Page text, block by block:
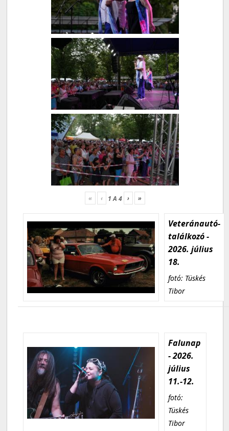
« ‹ 1A 4 › »
Veteránautó-
találkozó -
2026. július
18.
fotó: Tüskés
Tibor
Falunap
- 2026.
július
11.-12.
fotó:
Tüskés
Tibor